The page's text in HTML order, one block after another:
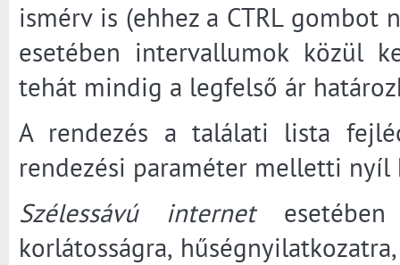
ismérv is (ehhez a CTRL gombot
esetében intervallumok közül
tehát mindig a legfelső ár
A rendezés a találati lista
rendezési paraméter melletti nyíl
Szélessávú internetesetében
korlátosságra,